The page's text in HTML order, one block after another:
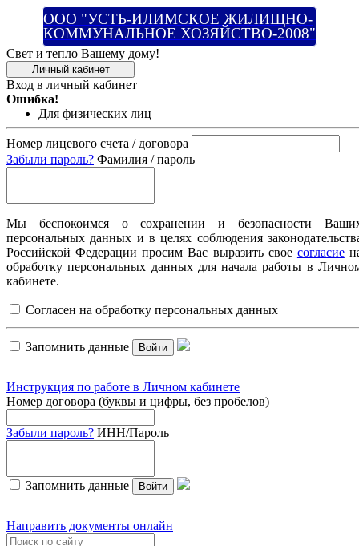
ООО "УСТЬ-ИЛИМСКОЕ ЖИЛИЩНО-
КОММУНАЛЬНОЕ ХОЗЯЙСТВО-2008"
Свет и тепло Вашему дому!
Личный кабинет
Вход в личный кабинет
Ошибка!
Для физических лиц
Номер лицевого счета / договора
Забыли пароль? Фамилия / пароль
Мы беспокоимся о сохранении и безопасности
персональных данных и в целях соблюдения
Российской Федерации просим Вас выразить свое согласие
обработку персональных данных для начала работы в
кабинете.
Согласен на обработку персональных данных
Запомнить данные Войти
Инструкция по работе в Личном кабинете
Номер договора (буквы и цифры, без пробелов)
Забыли пароль? ИНН/Пароль
Запомнить данные Войти
Направить документы онлайн